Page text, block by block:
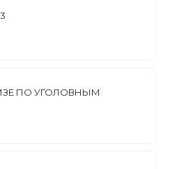
ПО УГОЛОВНЫМ